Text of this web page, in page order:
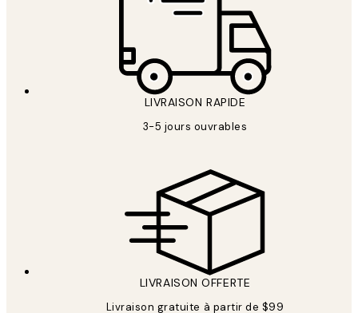
LIVRAISON RAPIDE
3-5 jours ouvrables
LIVRAISON OFFERTE
Livraison gratuite à partir de $99